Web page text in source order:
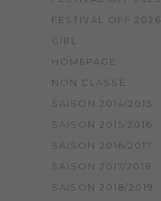
FESTIVAL OFF 2026
GIRL
HOMEPAGE
NON CLASSÉ
SAISON 2014/2015
SAISON 2015/2016
SAISON 2016/2017
SAISON 2017/2018
SAISON 2018/2019